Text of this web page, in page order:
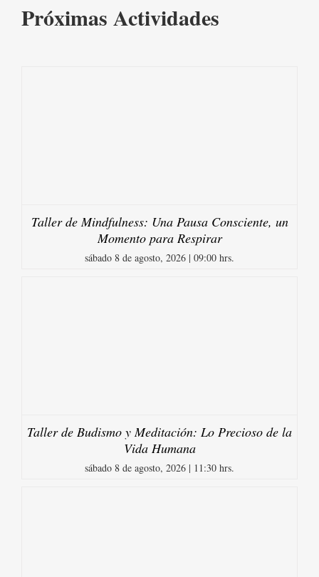
Próximas Actividades
Taller de Mindfulness: Una Pausa Consciente, un
Momento para Respirar
sábado 8 de agosto, 2026 | 09:00 hrs.
Taller de Budismo y Meditación: Lo Precioso de la
Vida Humana
sábado 8 de agosto, 2026 | 11:30 hrs.